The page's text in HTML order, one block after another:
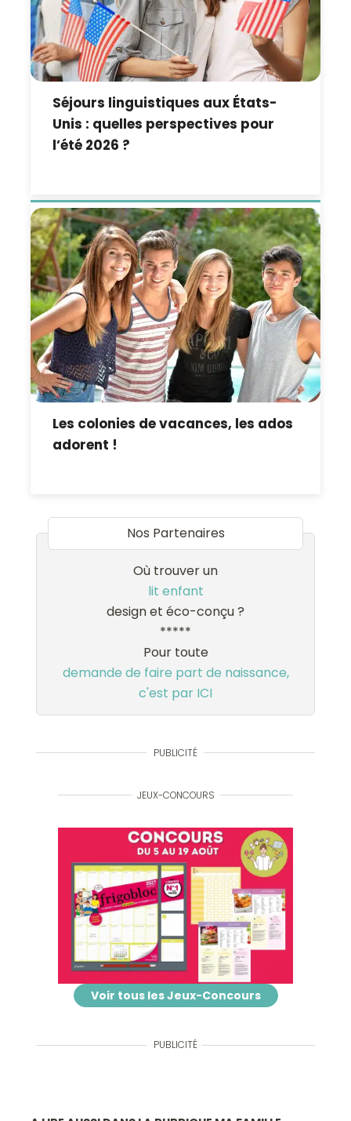
Séjours linguistiques aux États-
Unis : quelles perspectives pour
l’été 2026 ?
Les colonies de vacances, les ados
adorent !
Nos Partenaires
Où trouver un
lit enfant
design et éco-conçu ?
*****
Pour toute
demande de faire part de naissance,
c'est par ICI
PUBLICITÉ
JEUX-CONCOURS
Voir tous les Jeux-Concours
PUBLICITÉ